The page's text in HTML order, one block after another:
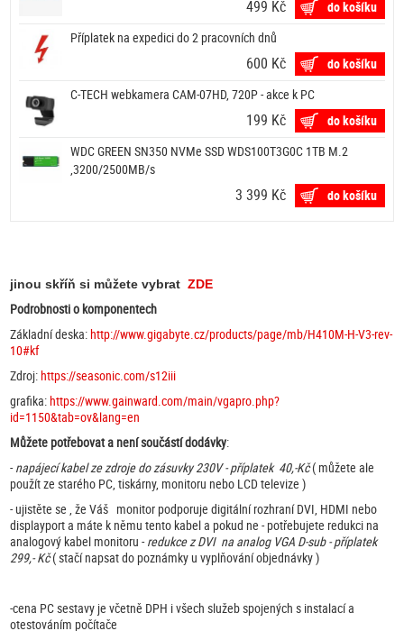
499 Kč
do košíku
Příplatek na expedici do 2 pracovních dnů
600 Kč
do košíku
C-TECH webkamera CAM-07HD, 720P - akce k PC
199 Kč
do košíku
WDC GREEN SN350 NVMe SSD WDS100T3G0C 1TB M.2
,3200/2500MB/s
3 399 Kč do košíku
jinou skříň si můžete vybratZDE
Podrobnosti o komponentech
Základní deska:http://www.gigabyte.cz/products/page/mb/H410M-H-V3-rev-
10#kf
Zdroj:https://seasonic.com/s12iii
grafika:https://www.gainward.com/main/vgapro.php?
id=1150&tab=ov&lang=en
Můžete potřebovat a není součástí dodávky:
-napájecí kabel ze zdroje do zásuvky 230V - příplatek 40,-Kč( můžete ale
použít ze starého PC, tiskárny, monitoru nebo LCD televize )
- ujistěte se , že Váš monitor podporuje digitální rozhraní DVI, HDMI nebo
displayport a máte k němu tento kabel a pokud ne - potřebujete redukci na
analogový kabel monitoru -redukce z DVI na analog VGA D-sub - příplatek
299,- Kč( stačí napsat do poznámky u vyplňování objednávky )
-cena PC sestavy je včetně DPH i všech služeb spojených s instalací a
otestováním počítače